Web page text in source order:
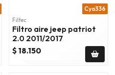
Cya336
Filtec
Filtro aire jeep patriot
2.0 2011/2017
$ 18.150